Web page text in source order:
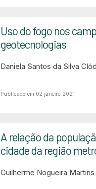
Uso do fogo nos
geotecnologias
Daniela Santos da Silva
Publicado em 02 janeiro 2021
A relação da
cidade da região
Guilherme Nogueira Martins